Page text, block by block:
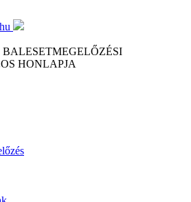
HONLAPJA